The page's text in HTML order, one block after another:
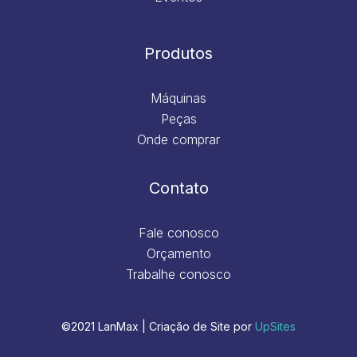
Produtos
Máquinas
Peças
Onde comprar
Contato
Fale conosco
Orçamento
Trabalhe conosco
©2021 LanMax | Criação de Site por UpSites